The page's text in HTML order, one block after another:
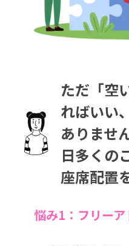
ただ「空
ればいい
ありませ
日多くの
座席配置
悩み1：フリー